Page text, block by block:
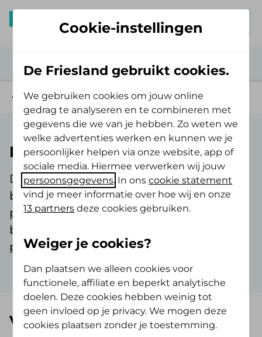
Veelgestelde vragen
Betalingsregeling
De meest gestelde vragen over een
betalingsregeling als je bijvoorbeeld de
premie of het eigen risico niet kunt
betalen of een achterstand hebt in je
premie.
Veelgestelde vragen
Cookie-instellingen
De Friesland gebruikt cookies.
We gebruiken cookies om jouw online
gedrag te analyseren en te combineren met
gegevens die we van je hebben. Zo weten we
welke advertenties werken en kunnen we je
persoonlijker helpen via onze website, app of
sociale media. Hiermee verwerken wij jouw
persoonsgegevens. In onscookie statement
vind je meer informatie over hoe wij en onze
13 partners deze cookies gebruiken.
Weiger je cookies?
Dan plaatsen we alleen cookies voor
functionele, affiliate en beperkt analytische
doelen. Deze cookies hebben weinig tot
geen invloed op je privacy. We mogen deze
cookies plaatsen zonder je toestemming.